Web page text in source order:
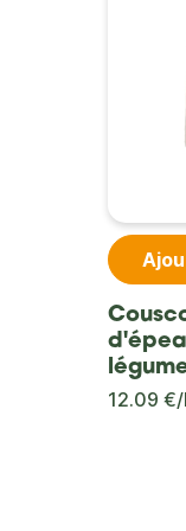
12.09